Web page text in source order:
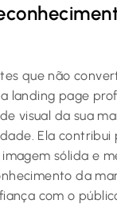
que não
landing page
visual da sua
Ela contribui
sólida e
da
com o